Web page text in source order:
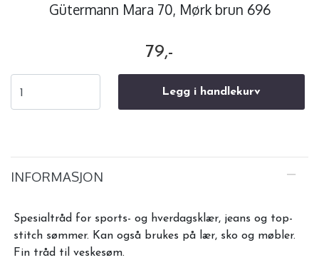
Gütermann Mara 70, Mørk brun 696
79,-
Legg i handlekurv
INFORMASJON
Spesialtråd for sports- og hverdagsklær, jeans og top-
stitch sømmer. Kan også brukes på lær, sko og møbler.
Fin tråd til veskesøm.